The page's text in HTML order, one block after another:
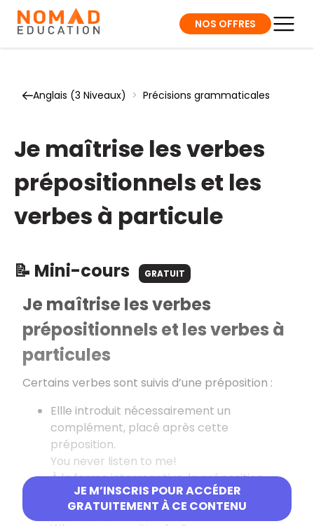
NOS OFFRES
Anglais (3 Niveaux) > Précisions grammaticales
Je maîtrise les verbes
prépositionnels et les
verbes à particule
📝 Mini-cours GRATUIT
JE M’INSCRIS POUR ACCÉDER
GRATUITEMENT À CE CONTENU
Je maîtrise les verbes
prépositionnels et les verbes à
particules
Certains verbes sont suivis d’une préposition :
Ellle introduit nécessairement un
complément, placé après cette
préposition.
You never listen to me!
À la forme interrogative, la préposition
reste à droite du verbe.
What are you looking at?